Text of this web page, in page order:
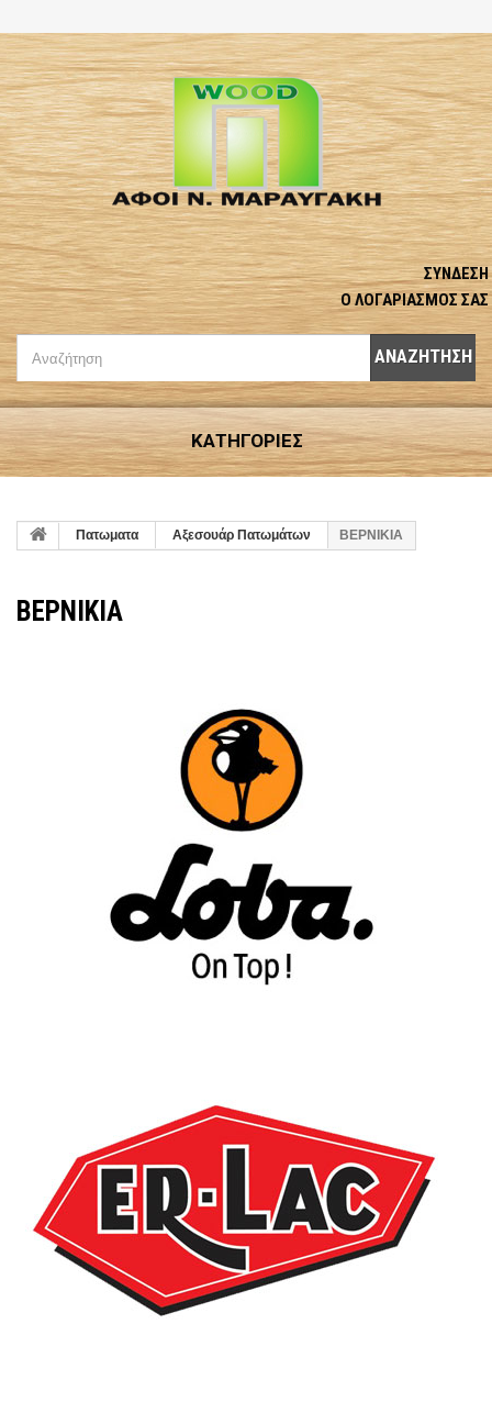
ΣΎΝΔΕΣΗ
Ο ΛΟΓΑΡΙΑΣΜΌΣ ΣΑΣ
ΑΝΑΖΉΤΗΣΗ
ΚΑΤΗΓΟΡΊΕΣ
Πατωματα Αξεσουάρ Πατωμάτων ΒΕΡΝΙΚΙΑ
ΒΕΡΝΙΚΙΑ